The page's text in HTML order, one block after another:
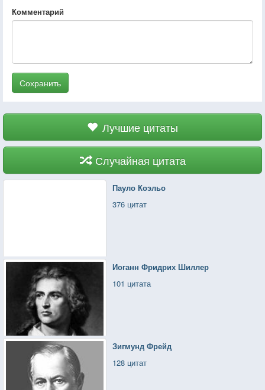
Комментарий
Сохранить
Лучшие цитаты
Случайная цитата
Пауло Коэльо
376 цитат
Иоганн Фридрих Шиллер
101 цитата
Зигмунд Фрейд
128 цитат